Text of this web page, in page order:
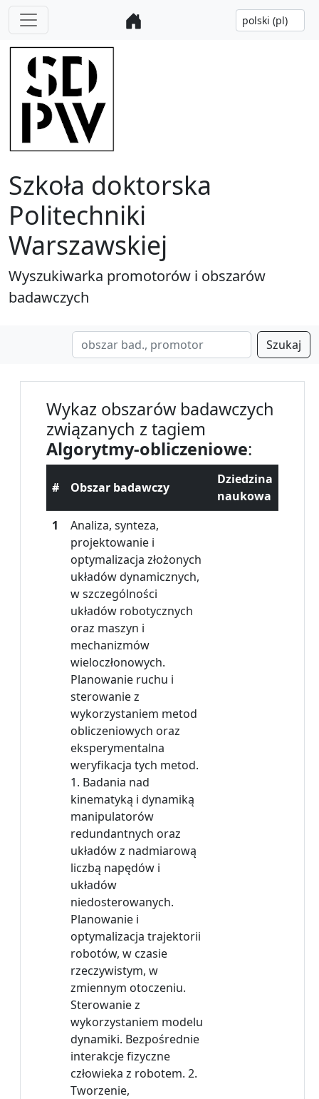
Szkoła doktorska
Politechniki
Warszawskiej
Wyszukiwarka promotorów i obszarów
badawczych
Szukaj
Wykaz obszarów badawczych
związanych z tagiem
Algorytmy-obliczeniowe:
# Obszar badawczy
Dziedzina
naukowa
1
Analiza, synteza,
projektowanie i
optymalizacja złożonych
układów dynamicznych,
w szczególności
układów robotycznych
oraz maszyn i
mechanizmów
wieloczłonowych.
Planowanie ruchu i
sterowanie z
wykorzystaniem metod
obliczeniowych oraz
eksperymentalna
weryfikacja tych metod.
1. Badania nad
kinematyką i dynamiką
manipulatorów
redundantnych oraz
układów z nadmiarową
liczbą napędów i
układów
niedosterowanych.
Planowanie i
optymalizacja trajektorii
robotów, w czasie
rzeczywistym, w
zmiennym otoczeniu.
Sterowanie z
wykorzystaniem modelu
dynamiki. Bezpośrednie
interakcje fizyczne
człowieka z robotem. 2.
Tworzenie,